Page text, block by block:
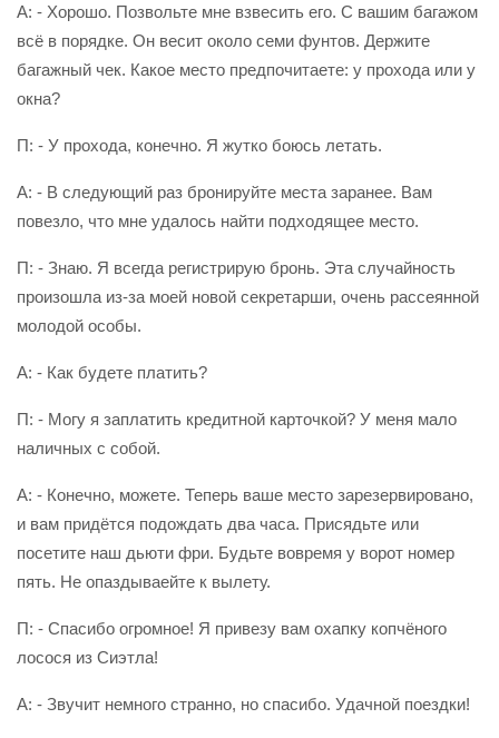
А: - Хорошо. Позвольте мне взвесить его. С вашим багажом
всё в порядке. Он весит около семи фунтов. Держите
багажный чек. Какое место предпочитаете: у прохода или у
окна?
П: - У прохода, конечно. Я жутко боюсь летать.
А: - В следующий раз бронируйте места заранее. Вам
повезло, что мне удалось найти подходящее место.
П: - Знаю. Я всегда регистрирую бронь. Эта случайность
произошла из-за моей новой секретарши, очень рассеянной
молодой особы.
А: - Как будете платить?
П: - Могу я заплатить кредитной карточкой? У меня мало
наличных с собой.
А: - Конечно, можете. Теперь ваше место зарезервировано,
и вам придётся подождать два часа. Присядьте или
посетите наш дьюти фри. Будьте вовремя у ворот номер
пять. Не опаздываейте к вылету.
П: - Спасибо огромное! Я привезу вам охапку копчёного
лосося из Сиэтла!
А: - Звучит немного странно, но спасибо. Удачной поездки!